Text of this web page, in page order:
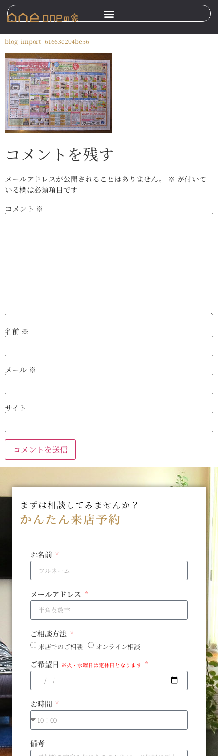
blog_import_61663c204be56
コメントを残す
メールアドレスが公開されることはありません。 ※ が付いて
いる欄は必須項目です
コメント ※
名前 ※
メール ※
サイト
まずは相談してみませんか？
かんたん来店予約
お名前
メールアドレス
ご相談方法
来店でのご相談 オンライン相談
ご希望日 ※火・水曜日は定休日となります
お時間
備考